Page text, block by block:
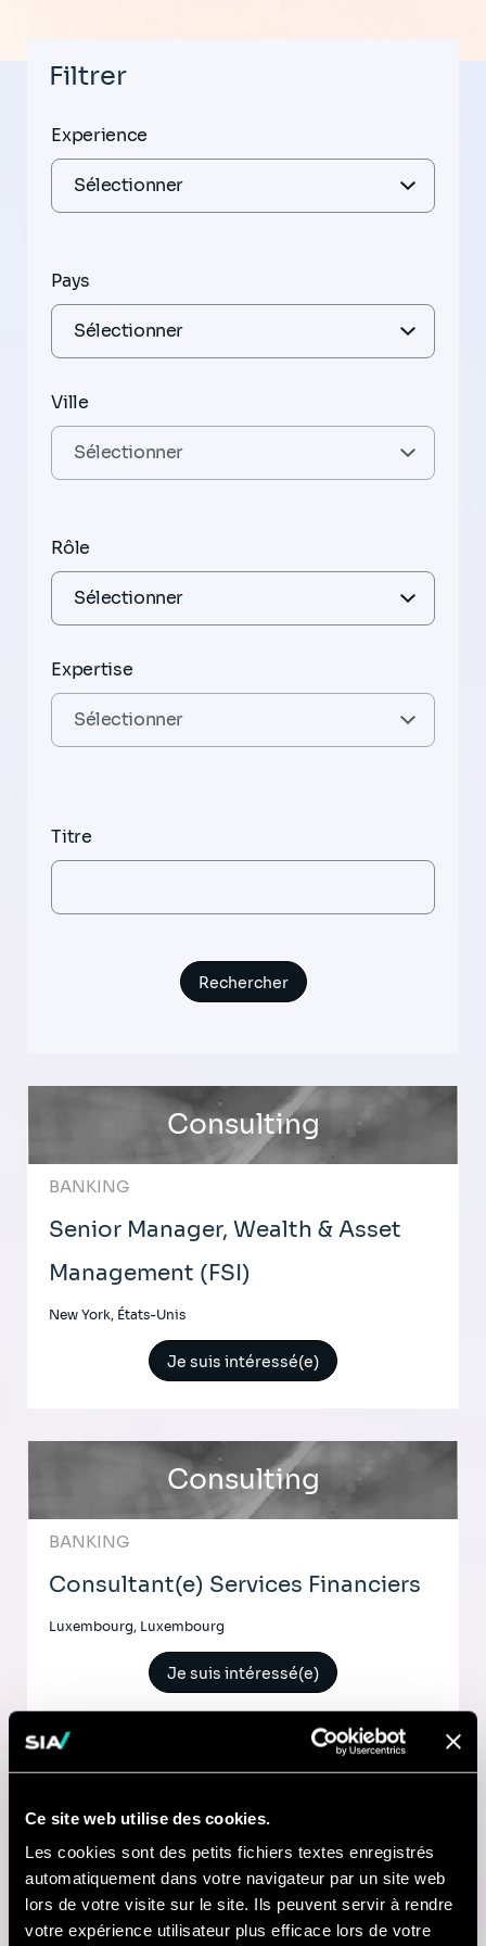
Ce site web utilise des cookies.
Les cookies sont des petits fichiers textes enregistrés
automatiquement dans votre navigateur par un site web
lors de votre visite sur le site. Ils peuvent servir à rendre
votre expérience utilisateur plus efficace lors de votre
Filtrer
Experience
Pays
Ville
Rôle
Expertise
Titre
Consulting
BANKING
Senior Manager, Wealth & Asset
Management (FSI)
New York, États-Unis
Je suis intéressé(e)
Consulting
BANKING
Consultant(e) Services Financiers
Luxembourg, Luxembourg
Je suis intéressé(e)
Lyon, France
Je suis intéressé(e)